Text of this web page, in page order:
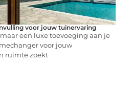
voor jouw tuinervaring
een luxe toevoeging aan je
voor jouw
ruimte zoekt